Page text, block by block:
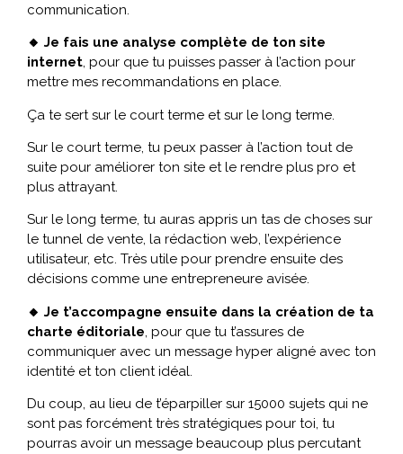
communication.
🔸 Je fais une analyse complète de ton site
internet, pour que tu puisses passer à l’action pour
mettre mes recommandations en place.
Ça te sert sur le court terme et sur le long terme.
Sur le court terme, tu peux passer à l’action tout de
suite pour améliorer ton site et le rendre plus pro et
plus attrayant.
Sur le long terme, tu auras appris un tas de choses sur
le tunnel de vente, la rédaction web, l’expérience
utilisateur, etc. Très utile pour prendre ensuite des
décisions comme une entrepreneure avisée.
🔸 Je t’accompagne ensuite dans la création de ta
charte éditoriale, pour que tu t’assures de
communiquer avec un message hyper aligné avec ton
identité et ton client idéal.
Du coup, au lieu de t’éparpiller sur 15000 sujets qui ne
sont pas forcément très stratégiques pour toi, tu
pourras avoir un message beaucoup plus percutant